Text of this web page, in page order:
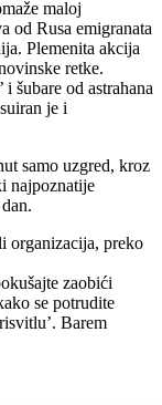
maloj
od Rusa emigranata
Plemenita akcija
retke.
i šubare od astrahana
je i
samo uzgred, kroz
najpoznatije
organizacija, preko
zaobići
se potrudite
Barem